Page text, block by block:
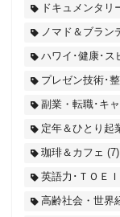
ドキュメンタリ
ノマド＆ブラン
ハワイ･健康･ス
プレゼン技術･
副業・転職･キ
定年＆ひとり起
珈琲＆カフェ (7)
英語力･ＴＯＥＩ
高齢社会・世界